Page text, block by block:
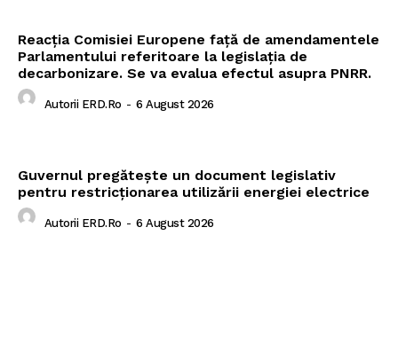
Reacția Comisiei Europene față de amendamentele
Parlamentului referitoare la legislația de
decarbonizare. Se va evalua efectul asupra PNRR.
Autorii ERD.ro - 6 August 2026
Guvernul pregătește un document legislativ
pentru restricționarea utilizării energiei electrice
Autorii ERD.ro - 6 August 2026